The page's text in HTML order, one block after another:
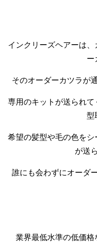
インクリーズヘアーは
ー
そのオーダーカツラが
専用のキットが送られ
型
希望の髪型や毛の色を
が送
誰にも会わずにオーダ
業界最低水準の低価